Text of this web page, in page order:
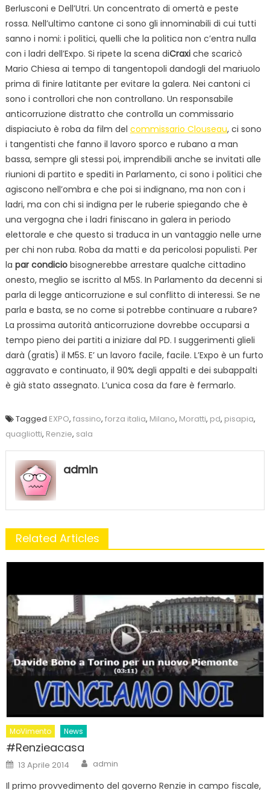
Berlusconi e Dell’Utri. Un concentrato di omertà e peste
rossa. Nell’ultimo cantone ci sono gli innominabili di cui tutti
sanno i nomi: i politici, quelli che la politica non c’entra nulla
con i ladri dell’Expo. Si ripete la scena diCraxi che scaricò
Mario Chiesa ai tempo di tangentopoli dandogli del mariuolo
prima di finire latitante per evitare la galera. Nei cantoni ci
sono i controllori che non controllano. Un responsabile
anticorruzione distratto che controlla un commissario
dispiaciuto è roba da film del commissario Clouseau, ci sono
i tangentisti che fanno il lavoro sporco e rubano a man
bassa, sempre gli stessi poi, imprendibili anche se invitati alle
riunioni di partito e spediti in Parlamento, ci sono i politici che
agiscono nell’ombra e che poi si indignano, ma non con i
ladri, ma con chi si indigna per le ruberie spiegando che è
una vergogna che i ladri finiscano in galera in periodo
elettorale e che questo si traduca in un vantaggio nelle urne
per chi non ruba. Roba da matti e da pericolosi populisti. Per
la par condiciobisognerebbe arrestare qualche cittadino
onesto, meglio se iscritto al M5S. In Parlamento da decenni si
parla di legge anticorruzione e sul conflitto di interessi. Se ne
parla e basta, se no come si potrebbe continuare a rubare?
La prossima autorità anticorruzione dovrebbe occuparsi a
tempo pieno dei partiti a iniziare dal PD. I suggerimenti glieli
darà (gratis) il M5S. E’ un lavoro facile, facile. L’Expo è un furto
aggravato e continuato, il 90% degli appalti e dei subappalti
è già stato assegnato. L’unica cosa da fare è fermarlo.
Tagged EXPO, fassino, forza italia, Milano, Moratti, pd, pisapia,
quagliotti, Renzie, sala
admin
Related Articles
MoVimento News
#Renzieacasa
Posted
on
13 Aprile 2014 Author
admin
Il primo provvedimento del governo Renzie in campo fiscale,